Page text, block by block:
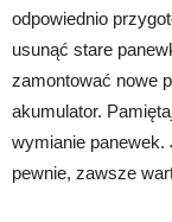
odpowiednio
usunąć stare
zamontować nowe
akumulator.
wymianie
pewnie, zawsze